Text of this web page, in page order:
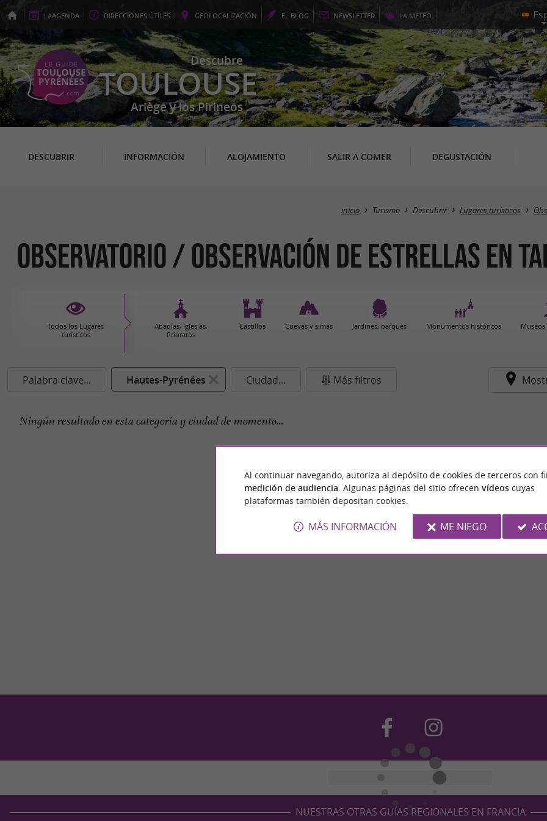
LAAGENDA DIRECCIONES ÚTILES GEOLOCALIZACIÓN EL BLOG NEWSLETTER LA METEO
Descubre
TOULOUSE
Ariège y los Pirineos
DESCUBRIR INFORMACIÓN ALOJAMIENTO SALIR A COMER DEGUSTACIÓN
inicio Turismo Descubrir Lugares turísticos
Observatorio / Observación de estrellas en
Todos los Lugares
turísticos
Abadías, Iglesias,
Prioratos
Castillos Cuevas y simas Jardines, parques Monumentos históricos
Palabra clave... Hautes-Pyrénées Ciudad... Más filtros
Ningún resultado en esta categoría y ciudad de momento...
NUESTRAS OTRAS GUÍAS REGIONALES EN FRANCIA
Al continuar navegando, autoriza al depósito de cookies de terceros con
medición de audiencia . Algunas páginas del sitio ofrecen vídeoscuyas
plataformas también depositan cookies.
MÁS INFORMACIÓN ME NIEGO